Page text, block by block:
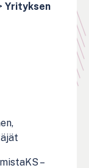
Yrityksen
–